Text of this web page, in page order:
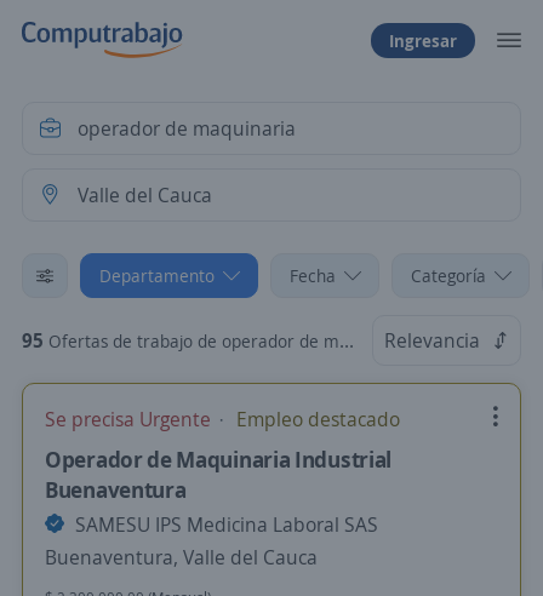
Ingresar
Departamento Fecha Categoría
95 Ofertas de trabajo de operador de maquinaria en Valle del Cauca Relevancia
Se precisa Urgente Empleo destacado
Operador de Maquinaria Industrial
Buenaventura
SAMESU IPS Medicina Laboral SAS
Buenaventura, Valle del Cauca